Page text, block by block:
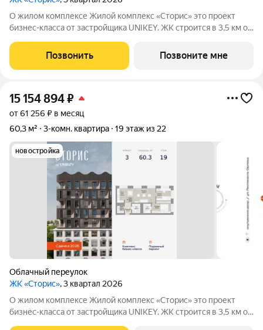
О жилом комплексе Жилой комплекс «Сторис» это проект
бизнес-класса от застройщика UNIKEY. ЖК строится в 3,5 км от
«Бизнес», «Детство» и «Интеллект». В проекте
предусмотрены общественные
Позвонить Позвоните мне
15 154 894₽
от 61 256 ₽ в месяц
60,3 м²
3-комн. квартира 19 этаж из 22
новостройка
Облачный переулок
ЖК «Сторис», 3 квартал 2026
О жилом комплексе Жилой комплекс «Сторис» это проект
бизнес-класса от застройщика UNIKEY. ЖК строится в 3,5 км от